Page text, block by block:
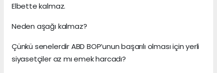
Elbette kalmaz.
Neden aşağı kalmaz?
Çünkü senelerdir ABD BOP’unun başarılı olması için yerli
siyasetçiler az mı emek harcadı?